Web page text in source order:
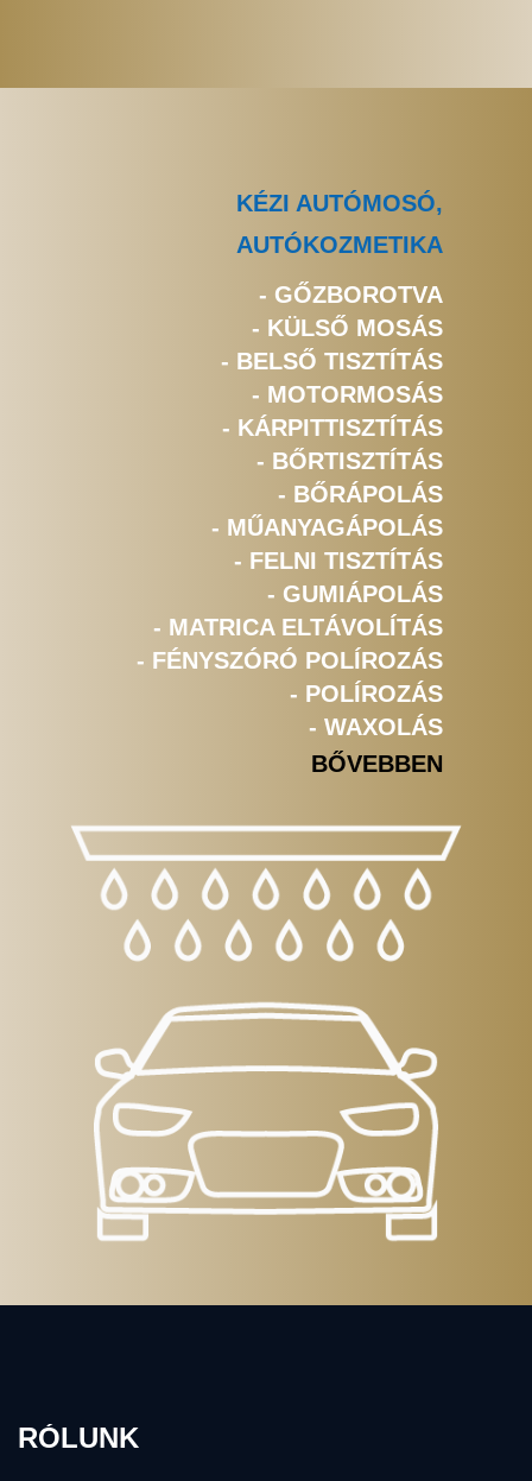
KÉZI AUTÓMOSÓ,
AUTÓKOZMETIKA
- GŐZBOROTVA
- KÜLSŐ MOSÁS
- BELSŐ TISZTÍTÁS
- MOTORMOSÁS
- KÁRPITTISZTÍTÁS
- BŐRTISZTÍTÁS
- BŐRÁPOLÁS
- MŰANYAGÁPOLÁS
- FELNI TISZTÍTÁS
- GUMIÁPOLÁS
- MATRICA ELTÁVOLÍTÁS
- FÉNYSZÓRÓ POLÍROZÁS
- POLÍROZÁS
- WAXOLÁS
BŐVEBBEN
RÓLUNK